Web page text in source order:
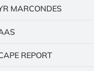
MARCONDES
REPORT